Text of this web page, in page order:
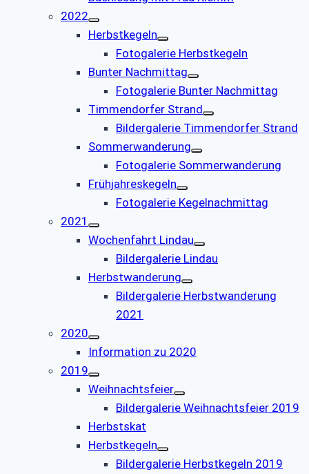
2022
Herbstkegeln
Fotogalerie Herbstkegeln
Bunter Nachmittag
Fotogalerie Bunter Nachmittag
Timmendorfer Strand
Bildergalerie Timmendorfer Strand
Sommerwanderung
Fotogalerie Sommerwanderung
Frühjahreskegeln
Fotogalerie Kegelnachmittag
2021
Wochenfahrt Lindau
Bildergalerie Lindau
Herbstwanderung
Bildergalerie Herbstwanderung
2021
2020
Information zu 2020
2019
Weihnachtsfeier
Bildergalerie Weihnachtsfeier 2019
Herbstskat
Herbstkegeln
Bildergalerie Herbstkegeln 2019